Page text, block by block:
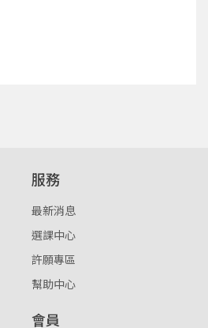
入。
重設密碼
前一位使用者強制登出。
確定
取消
服務
最新消息
選課中心
許願專區
幫助中心
會員